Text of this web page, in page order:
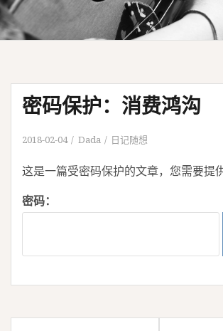
密码保护：消费鸿沟
2018-02-04 Dada 日记随想
这是一篇受密码保护的文章，您需要提
密码：